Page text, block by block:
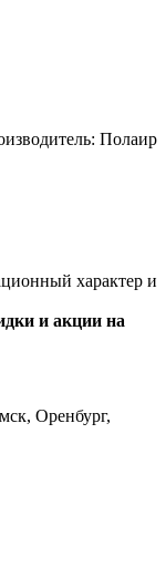
Полаир
характер и
и акции на
Оренбург,